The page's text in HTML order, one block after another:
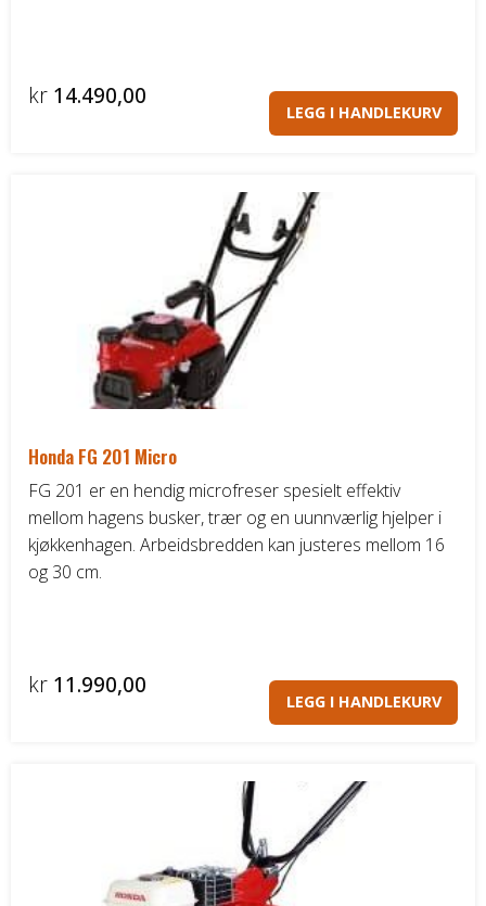
Maskinhenger
Honda Power Equipment
Stihl -Skog og Hage
Toro Snøfres
DELER OG TILBEHØR
Batteriladere
GIVI – Bagasjesystem for MC
kr 14.490,00
LEGG I HANDLEKURV
Honda FG 201 Micro
FG 201 er en hendig microfreser spesielt effektiv
mellom hagens busker, trær og en uunnværlig hjelper i
kjøkkenhagen. Arbeidsbredden kan justeres mellom 16
og 30 cm.
kr 11.990,00
LEGG I HANDLEKURV